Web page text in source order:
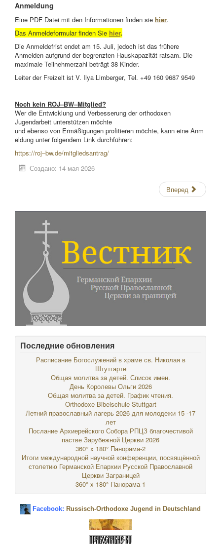
Anmeldung
Eine PDF Datei mit den Informationen finden sie hier.
Das Anmeldeformular finden Sie hier.
Die Anmeldefrist endet am 15. Juli, jedoch ist das frühere
Anmelden aufgrund der begrenzten Hauskapazität ratsam. Die
maximale Teilnehmerzahl beträgt 38 Kinder.
Leiter der Freizeit ist V. Ilya Limberger, Tel. +49 160 9687 9549
Noch kein ROJ–BW–Mitglied?
Wer die Entwicklung und Verbesserung der orthodoxen
Jugendarbeit unterstützen möchte
und ebenso von Ermäßigungen profitieren möchte, kann eine Anm
eldung unter folgendem Link durchführen:
https://roj–bw.de/mitgliedsantrag/
Создано: 14 мая 2026
Вперед
Последние обновления
Расписание Богослужений в храме св. Николая в
Штутгарте
Общая молитва за детей. Список имен.
День Королевы Ольги 2026
Общая молитва за детей. График чтения.
Orthodoxe Bibelschule Stuttgart
Летний православный лагерь 2026 для молодежи 15 -17
лет
Послание Архиерейского Собора РПЦЗ благочестивой
пастве Зарубежной Церкви 2026
360° x 180° Панорама-2
Итоги международной научной конференции, посвящённой
столетию Германской Епархии Русской Православной
Церкви Заграницей
360° x 180° Панорама-1
Facebook: Russisch-Orthodoxe Jugend in Deutschland